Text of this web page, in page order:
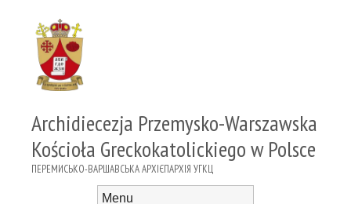
Archidiecezja Przemysko-Warszawska
Kościoła Greckokatolickiego w Polsce
ПЕРЕМИСЬКО-ВАРШАВСЬКА АРХІЄПАРХІЯ УГКЦ